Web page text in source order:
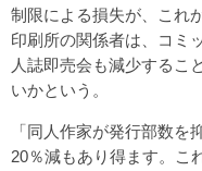
制限による損失が、これ
印刷所の関係者は、コミ
人誌即売会も減少するこ
いかという。
「同人作家が発行部数
20％減もあり得ます。こ